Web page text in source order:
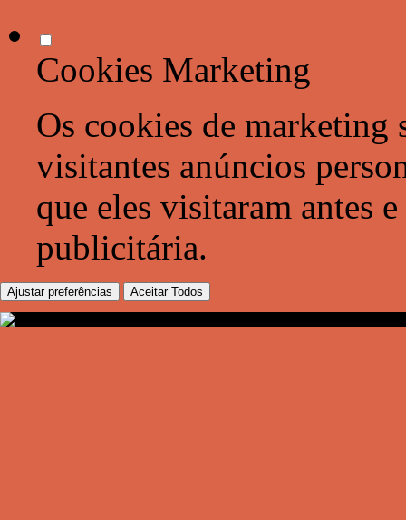
Cookies Marketing
Os cookies de marketing
visitantes anúncios
que eles visitaram antes
publicitária.
Ajustar preferências Aceitar Todos